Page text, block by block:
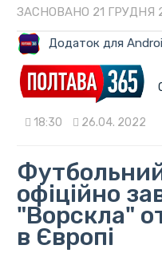
ЗАСНОВАНО 21 ГРУДНЯ
Додаток для
18:30 26.04. 2022
офіційно
"Ворскла"
в Європі